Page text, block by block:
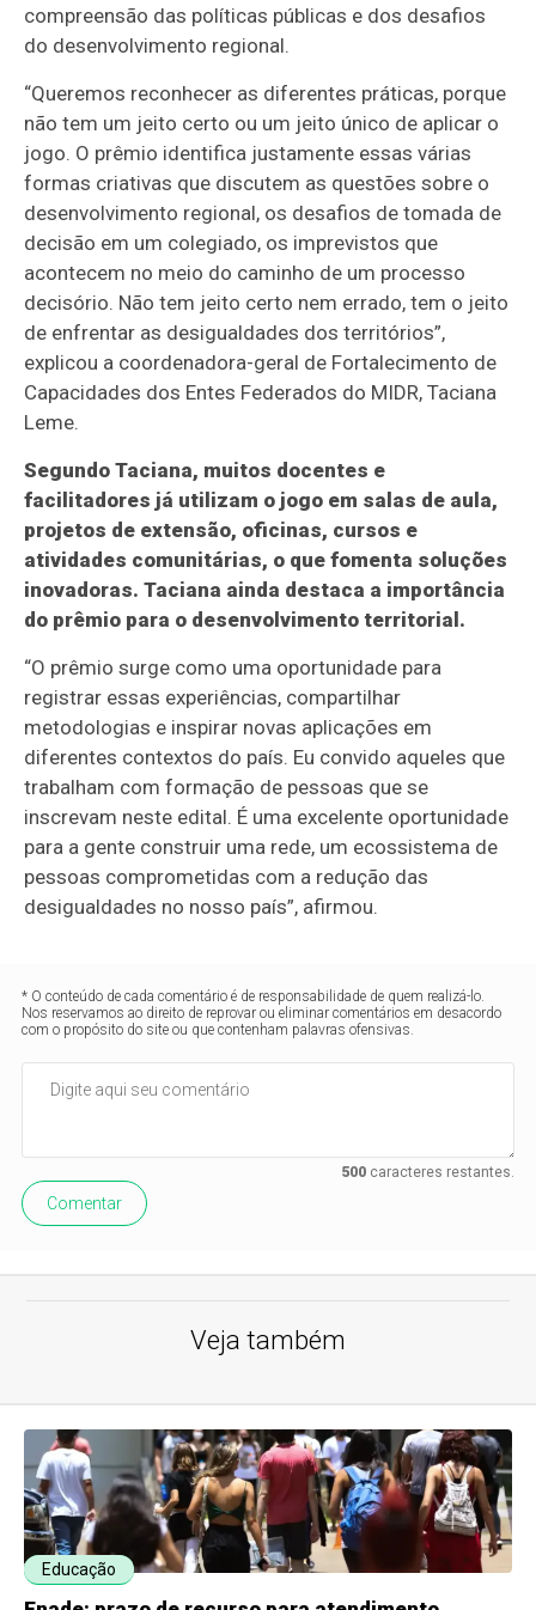
compreensão das políticas públicas e dos desafios
do desenvolvimento regional.
“Queremos reconhecer as diferentes práticas, porque
não tem um jeito certo ou um jeito único de aplicar o
jogo. O prêmio identifica justamente essas várias
formas criativas que discutem as questões sobre o
desenvolvimento regional, os desafios de tomada de
decisão em um colegiado, os imprevistos que
acontecem no meio do caminho de um processo
decisório. Não tem jeito certo nem errado, tem o jeito
de enfrentar as desigualdades dos territórios”,
explicou a coordenadora-geral de Fortalecimento de
Capacidades dos Entes Federados do MIDR, Taciana
Leme.
Segundo Taciana, muitos docentes e
facilitadores já utilizam o jogo em salas de aula,
projetos de extensão, oficinas, cursos e
atividades comunitárias, o que fomenta soluções
inovadoras. Taciana ainda destaca a importância
do prêmio para o desenvolvimento territorial.
“O prêmio surge como uma oportunidade para
registrar essas experiências, compartilhar
metodologias e inspirar novas aplicações em
diferentes contextos do país. Eu convido aqueles que
trabalham com formação de pessoas que se
inscrevam neste edital. É uma excelente oportunidade
para a gente construir uma rede, um ecossistema de
pessoas comprometidas com a redução das
desigualdades no nosso país”, afirmou.
* O conteúdo de cada comentário é de responsabilidade de quem realizá-lo.
Nos reservamos ao direito de reprovar ou eliminar comentários em desacordo
com o propósito do site ou que contenham palavras ofensivas.
500caracteres restantes.
Comentar
Veja também
Educação